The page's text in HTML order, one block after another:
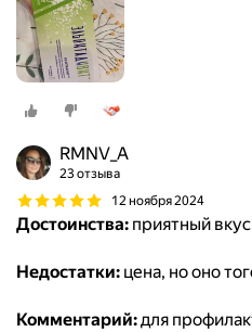
RMNV_A
23 отзыва
12 ноября 2024
Достоинства: приятный
Недостатки: цена, но оно
Комментарий:для